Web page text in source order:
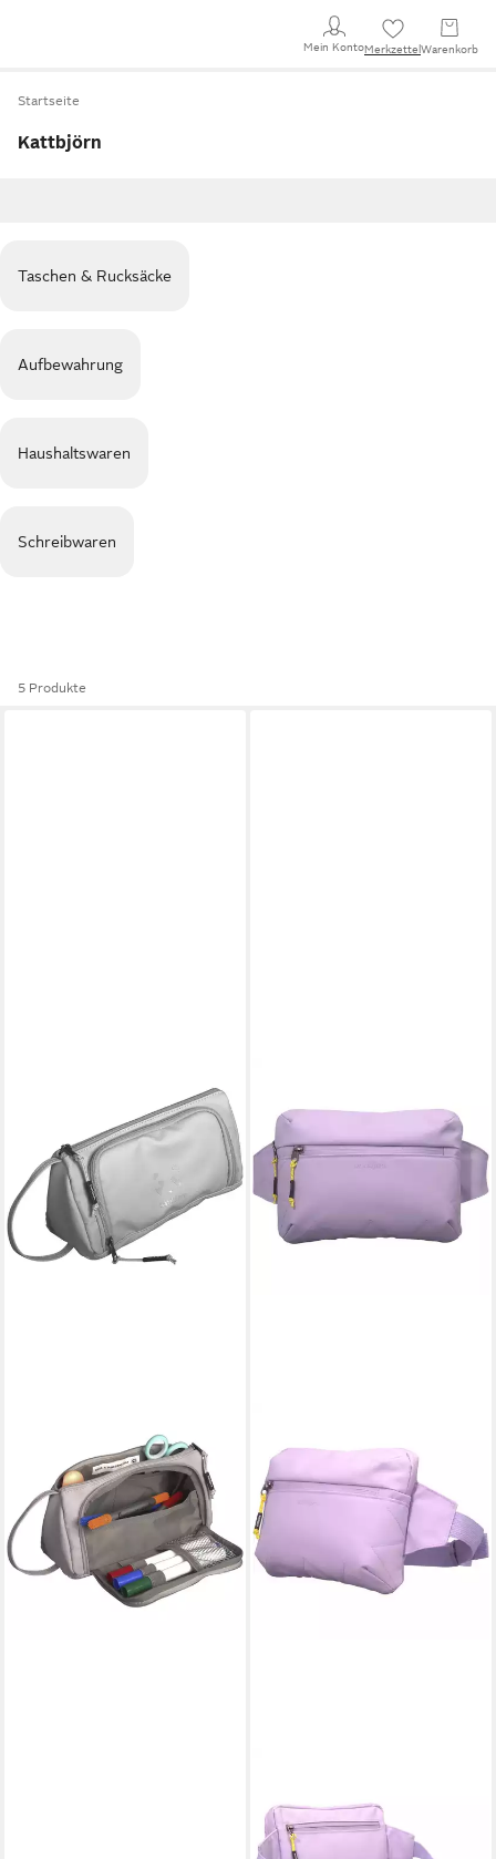
Mein KontoMerkzettel Warenkorb
Startseite
Kattbjörn
Taschen & Rucksäcke
Aufbewahrung
Haushaltswaren
Schreibwaren
5 Produkte
Federtasche Swag Bag, Urban
Jungle, Grau, als
Schlampermäppchen oder
Beauty Bag, ungefüllt
24,95 €
lieferbar - in 2-3 Werktagen bei dir
+7
Fächern, verstellbarer Gurt,
zum Tragen an Hüfte oder